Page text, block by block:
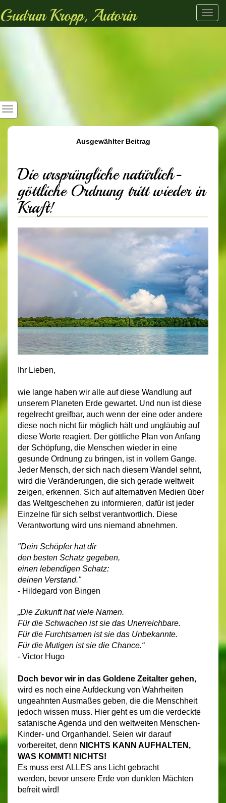
Gudrun Kropp, Autorin
Ausgewählter Beitrag
Die ursprüngliche natürlich-
göttliche Ordnung tritt wieder in
Kraft!
Ihr Lieben,
wie lange haben wir alle auf diese Wandlung auf
unserem Planeten Erde gewartet. Und nun ist diese
regelrecht greifbar, auch wenn der eine oder andere
diese noch nicht für möglich hält und ungläubig auf
diese Worte reagiert. Der göttliche Plan von Anfang
der Schöpfung, die Menschen wieder in eine
gesunde Ordnung zu bringen, ist in vollem Gange.
Jeder Mensch, der sich nach diesem Wandel sehnt,
wird die Veränderungen, die sich gerade weltweit
zeigen, erkennen. Sich auf alternativen Medien über
das Weltgeschehen zu informieren, dafür ist jeder
Einzelne für sich selbst verantwortlich. Diese
Verantwortung wird uns niemand abnehmen.
"Dein Schöpfer hat dir
den besten Schatz gegeben,
einen lebendigen Schatz:
deinen Verstand."
- Hildegard von Bingen
„Die Zukunft hat viele Namen.
Für die Schwachen ist sie das Unerreichbare.
Für die Furchtsamen ist sie das Unbekannte.
Für die Mutigen ist sie die Chance.“
- Victor Hugo
Doch bevor wir in das Goldene Zeitalter gehen,
wird es noch eine Aufdeckung von Wahrheiten
ungeahnten Ausmaßes geben, die die Menschheit
jedoch wissen muss. Hier geht es um die verdeckte
satanische Agenda und den weltweiten Menschen-
Kinder- und Organhandel. Seien wir darauf
vorbereitet, denn NICHTS KANN AUFHALTEN,
WAS KOMMT! NICHTS!
Es muss erst ALLES ans Licht gebracht
werden, bevor unsere Erde von dunklen Mächten
befreit wird!